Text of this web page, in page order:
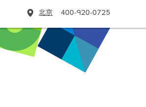
北京 400-920-0725